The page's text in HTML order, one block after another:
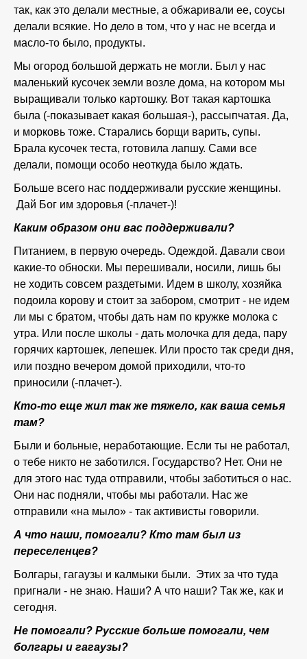
так, как это делали местные, а обжаривали ее, соусы
делали всякие. Но дело в том, что у нас не всегда и
масло-то было, продукты.
Мы огород большой держать не могли. Был у нас
маленький кусочек земли возле дома, на котором мы
выращивали только картошку. Вот такая картошка
была (-показывает какая большая-), рассыпчатая. Да,
и морковь тоже. Старались борщи варить, супы.
Брала кусочек теста, готовила лапшу. Сами все
делали, помощи особо неоткуда было ждать.
Больше всего нас поддерживали русские женщины.
Дай Бог им здоровья (-плачет-)!
Каким образом они вас поддерживали?
Питанием, в первую очередь. Одеждой. Давали свои
какие-то обноски. Мы перешивали, носили, лишь бы
не ходить совсем раздетыми. Идем в школу, хозяйка
подоила корову и стоит за забором, смотрит - не идем
ли мы с братом, чтобы дать нам по кружке молока с
утра. Или после школы - дать молочка для деда, пару
горячих картошек, лепешек. Или просто так среди дня,
или поздно вечером домой приходили, что-то
приносили (-плачет-).
Кто-то еще жил так же тяжело, как ваша семья
там?
Были и больные, неработающие. Если ты не работал,
о тебе никто не заботился. Государство? Нет. Они не
для этого нас туда отправили, чтобы заботиться о нас.
Они нас подняли, чтобы мы работали. Нас же
отправили «на мыло» - так активисты говорили.
А что наши, помогали? Кто там был из
переселенцев?
Болгары, гагаузы и калмыки были. Этих за что туда
пригнали - не знаю. Наши? А что наши? Так же, как и
сегодня.
Не помогали? Русские больше помогали, чем
болгары и гагаузы?